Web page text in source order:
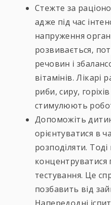
Стежте за
адже під час
напруження
розвивається,
речовин і
вітамінів.
риби, сиру,
стимулюють
Допоможіть
орієнтуватися в
розподіляти.
концентруватися
тестування. Це
позбавить від